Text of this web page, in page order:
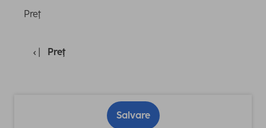
Preţ
Preţ
Salvare